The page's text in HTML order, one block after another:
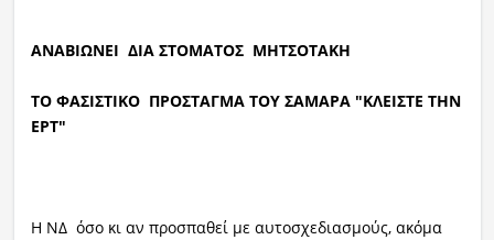
ΑΝΑΒΙΩΝΕI ΔΙΑ ΣΤΟΜΑΤΟΣ ΜΗΤΣΟΤΑΚΗ
ΤΟ ΦΑΣΙΣΤΙΚΟ ΠΡΟΣΤΑΓΜΑ ΤΟΥ ΣΑΜΑΡΑ "ΚΛΕΙΣΤΕ ΤΗΝ
ΕΡΤ"
Η ΝΔ όσο κι αν προσπαθεί με αυτοσχεδιασμούς, ακόμα